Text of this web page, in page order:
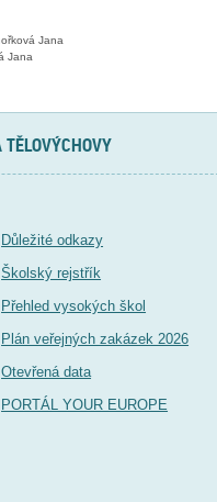
Jana
Jana
Důležité odkazy
Školský rejstřík
Přehled vysokých škol
Plán veřejných zakázek 2026
Otevřená data
PORTÁL YOUR EUROPE